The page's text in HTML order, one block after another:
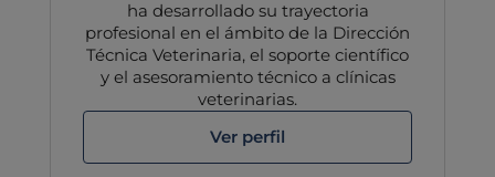
ha desarrollado su trayectoria
profesional en el ámbito de la Dirección
Técnica Veterinaria, el soporte científico
y el asesoramiento técnico a clínicas
veterinarias.
Ver perfil